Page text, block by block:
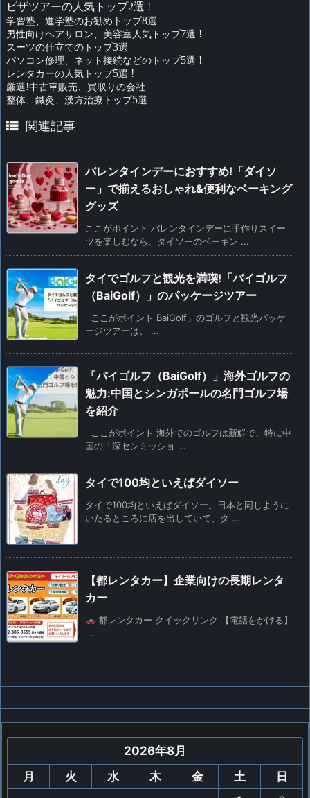
ビザツアーの人気トップ2選 !
学習塾、進学塾のお勧めトップ8選
男性向けヘアサロン、美容室人気トップ7選 !
スーツの仕立てのトップ3選
パソコン修理、ネット接続などのトップ5選 !
レンタカーの人気トップ5選 !
厳選!中古車販売、買取りの会社
整体、鍼灸、漢方治療トップ5選
 関連記事
バレンタインデーにおすすめ!「ダイソ
ー」で揃えるおしゃれ&便利なベーキング
グッズ
ここがポイント バレンタインデーに手作りスイー
ツを楽しむなら、ダイソーのベーキン ...
タイでゴルフと観光を満喫!「バイゴルフ
（BaiGolf）」のパッケージツアー
ここがポイント BaiGolf」のゴルフと観光パッケ
ージツアーは、 ...
「バイゴルフ（BaiGolf）」海外ゴルフの
魅力:中国とシンガポールの名門ゴルフ場
を紹介
ここがポイント 海外でのゴルフは新鮮で、特に中
国の「深センミッショ ...
タイで100均といえばダイソー
タイで100均といえばダイソー。日本と同じように
いたるところに店を出していて、タ ...
【都レンタカー】企業向けの長期レンタ
カー
都レンタカー クイックリンク 【電話をかける】
...
2026年8月
月
火 水 木 金 土
日